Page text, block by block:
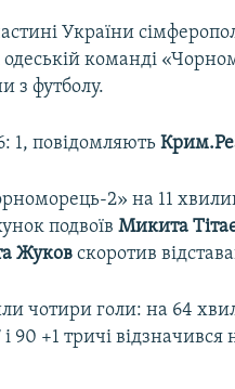
України
одеській команді
з футболу.
1, повідомляють
2» на 11
подвоївМикита
Жуковскоротив
чотири голи: на 64
і 90 +1 тричі